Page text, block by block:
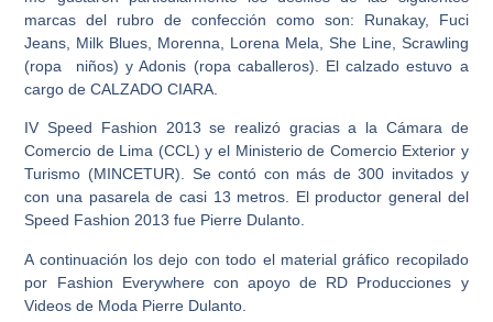
marcas del rubro de confección como son: Runakay, Fuci
Jeans, Milk Blues, Morenna, Lorena Mela, She Line, Scrawling
(ropa niños) y Adonis (ropa caballeros). El calzado estuvo a
cargo de CALZADO CIARA.
IV Speed Fashion 2013 se realizó gracias a la Cámara de
Comercio de Lima (CCL) y el Ministerio de Comercio Exterior y
Turismo (MINCETUR). Se contó con más de 300 invitados y
con una pasarela de casi 13 metros. El productor general del
Speed Fashion 2013 fue Pierre Dulanto.
A continuación los dejo con todo el material gráfico recopilado
por Fashion Everywhere con apoyo de RD Producciones y
Videos de Moda Pierre Dulanto.